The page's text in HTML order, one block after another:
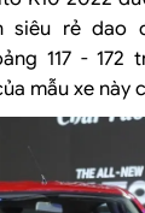
siêu rẻ dao
117 -
mẫu xe này